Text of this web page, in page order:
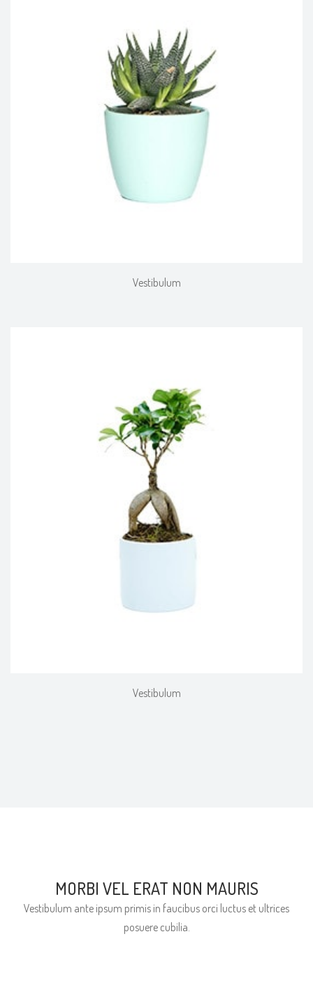
Vestibulum
Vestibulum
MORBI VEL ERAT NON MAURIS
Vestibulum ante ipsum primis in faucibus orci luctus et ultrices
posuere cubilia.